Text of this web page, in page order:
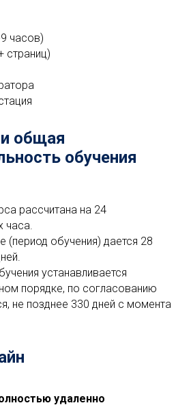
часов)
страниц)
общая
обучения
рассчитана на 24
часа.
(период обучения) дается 28
устанавливается
порядке, по согласованию
не позднее 330 дней с момента
удаленно